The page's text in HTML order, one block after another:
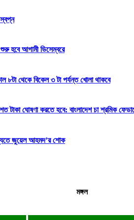
হবে আগামী ডিসেম্বরে
৮টা থেকে বিকেল ৩ টা পর্যন্ত খোলা থাকবে
টাকা ঘোষণা করতে হবে: বাংলাদেশ চা শ্রমিক
জুয়েল আহমদ’র শোক
মঙ্গল